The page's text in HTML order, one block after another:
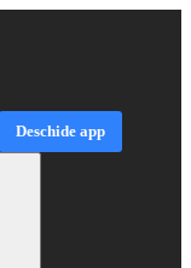
Deschide app